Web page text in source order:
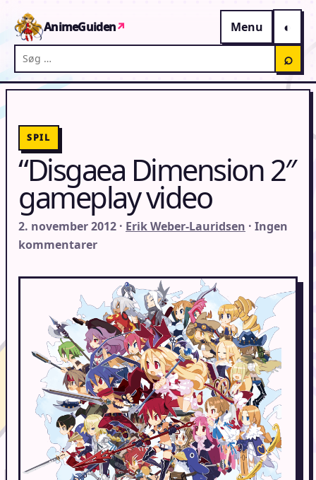
AnimeGuiden↗
Menu
Søg på AnimeGuiden
⌕
SPIL
“Disgaea Dimension 2″
gameplay video
2. november 2012 · Erik Weber-Lauridsen · Ingen
kommentarer